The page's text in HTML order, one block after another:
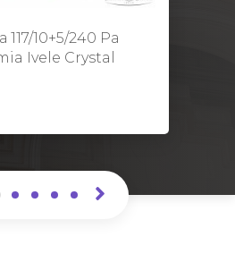
117/10+5/240 Pa
Ivele Crystal